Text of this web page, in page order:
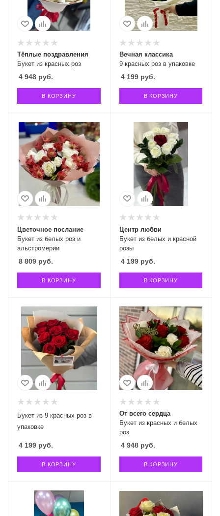
Букет из красных роз
Тёплые поздравления
4 948 руб.
В КОРЗИНУ
9 красных роз в упаковке
Вечная классика
4 199руб.
В КОРЗИНУ
Букет из белых роз и
альстромерии
Цветочное послание
8 809 руб.
В КОРЗИНУ
Букет из белых и красной
розы
Центр любви
4 199руб.
В КОРЗИНУ
Букет из 9 красных роз в
упаковке
4 199 руб.
В КОРЗИНУ
Букет из красных и белых
роз
От всего сердца
4 948руб.
В КОРЗИНУ